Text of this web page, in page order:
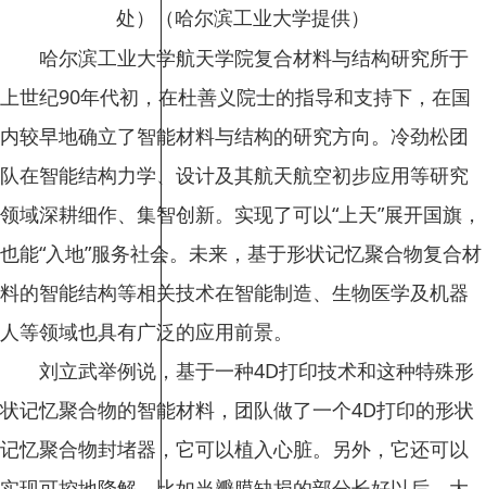
处）（哈尔滨工业大学提供）
哈尔滨工业大学航天学院复合材料与结构研究所于
上世纪90年代初，在杜善义院士的指导和支持下，在国
内较早地确立了智能材料与结构的研究方向。冷劲松团
队在智能结构力学、设计及其航天航空初步应用等研究
领域深耕细作、集智创新。实现了可以“上天”展开国旗，
也能“入地”服务社会。未来，基于形状记忆聚合物复合材
料的智能结构等相关技术在智能制造、生物医学及机器
人等领域也具有广泛的应用前景。
刘立武举例说，基于一种4D打印技术和这种特殊形
状记忆聚合物的智能材料，团队做了一个4D打印的形状
记忆聚合物封堵器，它可以植入心脏。另外，它还可以